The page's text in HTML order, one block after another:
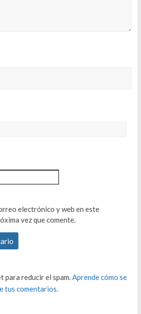
electrónico y web en este
vez que comente.
para reducir el spam. Aprende cómo se
tus comentarios.